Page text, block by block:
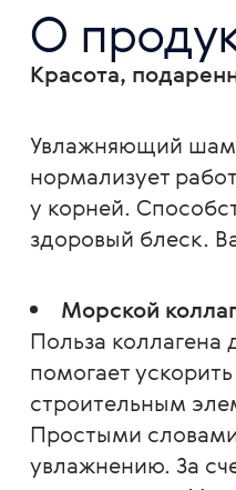
О
Красота,
Увлажняющий
нормализует
у корней.
здоровый блеск.
Морской
Польза
помогает
строительным
Простыми
увлажнению. За